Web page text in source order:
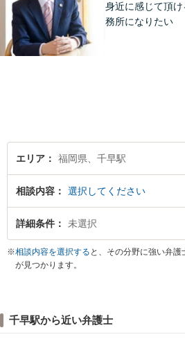
身近に感じて頂
務所になりたい
エリア 福岡県、千早駅
相談内容 選択してください
詳細条件 未選択
※相談内容を選択する と、その分野に強い弁
が見つかります。
千早駅から近い弁護士